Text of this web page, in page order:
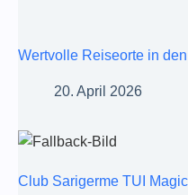
Wertvolle Reiseorte in
20. April 2026
Club Sarigerme TUI